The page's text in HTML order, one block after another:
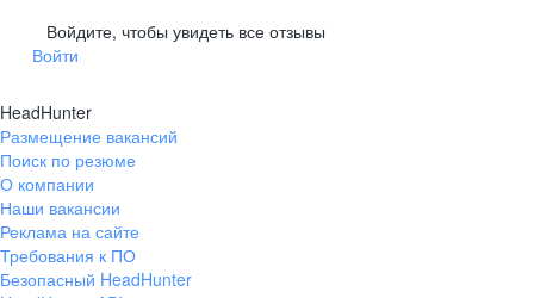
Войдите, чтобы увидеть все отзывы
Войти
HeadHunter
Размещение вакансий
Поиск по резюме
О компании
Наши вакансии
Реклама на сайте
Требования к ПО
Безопасный HeadHunter